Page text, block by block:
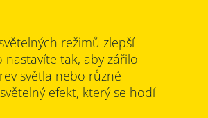
režimů zlepší
tak, aby zářilo
světla nebo různé
efekt, který se hodí